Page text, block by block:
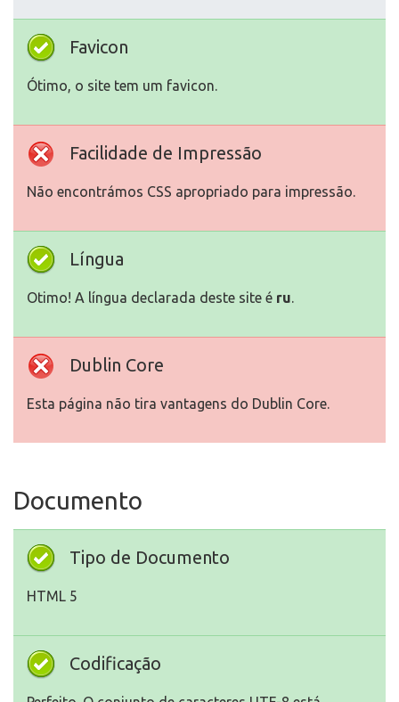
Favicon
Ótimo, o site tem um favicon.
Facilidade de Impressão
Não encontrámos CSS apropriado para impressão.
Língua
Otimo! A língua declarada deste site é ru.
Dublin Core
Esta página não tira vantagens do Dublin Core.
Documento
Tipo de Documento
HTML 5
Codificação